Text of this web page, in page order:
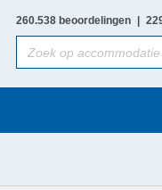
260.538 beoordelingen